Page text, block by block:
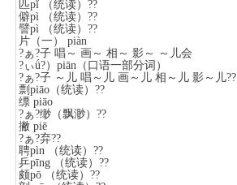
匹pǐ （统读）??
僻pì （统读）??
譬pì （统读）??
片（一） piàn
?ぁ?子 唱～ 画～ 相～ 影～ ～儿会
?ぃǘ?）piān（口语一部分词）
?ぁ?子 ～儿 唱～儿 画～儿 相～儿 影～儿??
剽piāo（统读）??
缥 piāo
?ぁ?缈（飘渺）??
撇 piē
?ぁ?弃??
聘pìn （统读）??
乒pīng （统读）??
颇pō （统读）??